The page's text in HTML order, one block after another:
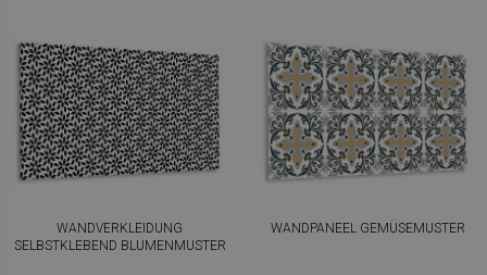
WANDVERKLEIDUNG
SELBSTKLEBEND BLUMENMUSTER
WANDPANEEL GEMÜSEMUSTER